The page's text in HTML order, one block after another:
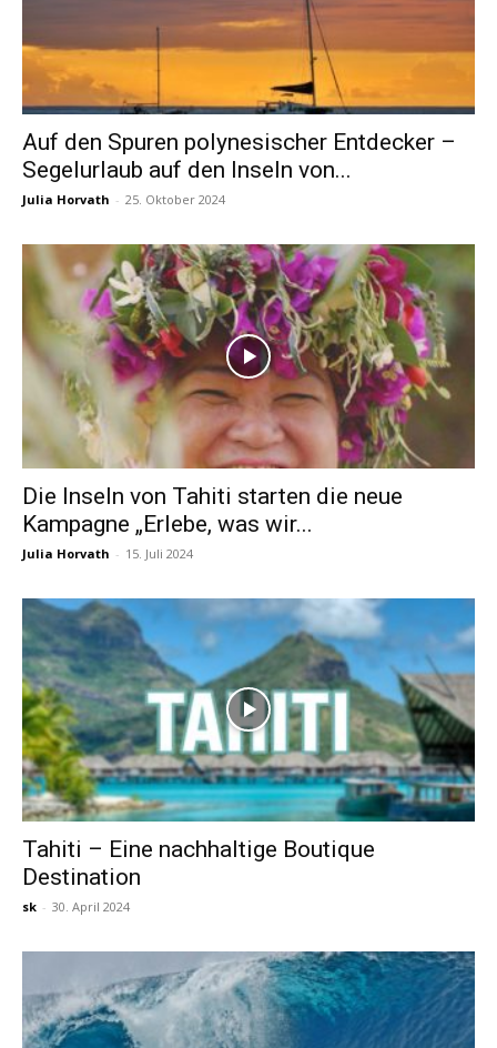
Auf den Spuren polynesischer Entdecker –
Segelurlaub auf den Inseln von...
Julia Horvath - 25. Oktober 2024
Die Inseln von Tahiti starten die neue
Kampagne „Erlebe, was wir...
Julia Horvath - 15. Juli 2024
Tahiti – Eine nachhaltige Boutique
Destination
sk - 30. April 2024